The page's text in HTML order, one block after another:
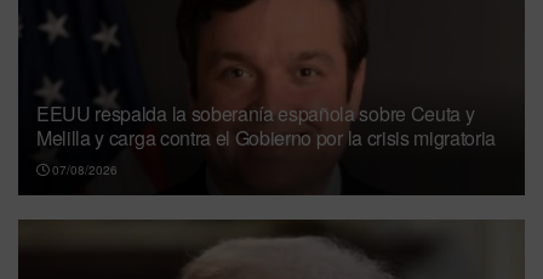
EEUU respalda la soberanía española sobre Ceuta y
Melilla y carga contra el Gobierno por la crisis migratoria
07/08/2026